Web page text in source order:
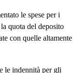
le spese per i
quota del deposito
con quelle altamente
le indennità per gli